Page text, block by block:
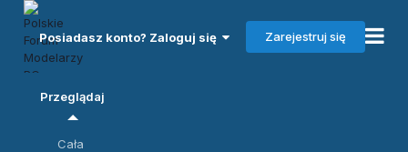
Posiadasz konto? Zaloguj się Zarejestruj się
Przeglądaj
Cała